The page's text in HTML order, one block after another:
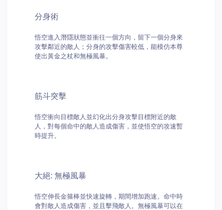
分身術
悟空進入潛隱狀態並衝往一個方向，留下一個分身來
攻擊鄰近的敵人；分身的攻擊傷害較低，能模仿本尊
使出黃金之杖和無極風暴。
筋斗突擊
悟空衝向目標敵人並幻化出分身攻擊目標附近的敵
人，對每個命中的敵人造成傷害，並使悟空的攻速暫
時提升。
大絕: 無極風暴
悟空伸長金箍棒並快速旋轉，期間增加跑速。命中時
會對敵人造成傷害，並且擊飛敵人。無極風暴可以在